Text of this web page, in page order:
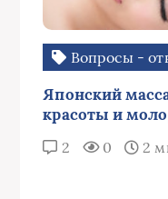
Вопросы -
Японский
красоты и
2 0 2